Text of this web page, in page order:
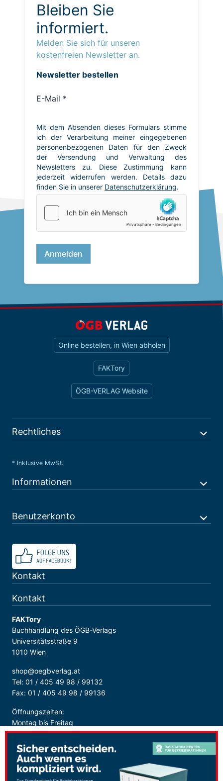
Bleiben Sie
informiert.
Melden Sie sich für unseren
kostenfreien Newsletter an.
Online bestellen, in Wien abholen
FAKTory
ÖGB-VERLAG Website
Rechtliches
* Inklusive MwSt.
Informationen
Benutzerkonto
Kontakt
Kontakt
FAKTory
Buchhandlung des ÖGB-Verlags
Universitätsstraße 9
1010 Wien
shop@oegbverlag.at
Tel: 01 / 405 49 98 / 99132
Fax: 01 / 405 49 98 / 99136
Öffnungszeiten:
Montag bis Freitag
9:00 - 18:00 Uhr
durchgehend